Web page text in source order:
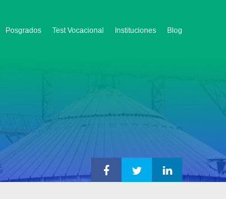
Posgrados Test Vocacional Instituciones Blog